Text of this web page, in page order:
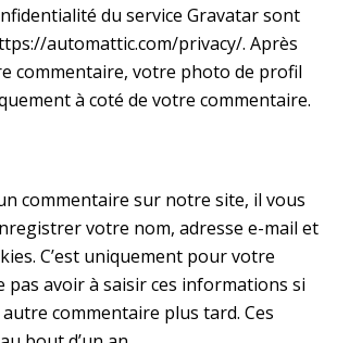
du service Gravatar sont
automattic.com/privacy/. Après
commentaire, votre photo de profil
à coté de votre commentaire.
commentaire sur notre site, il vous
votre nom, adresse e-mail et
C’est uniquement pour votre
pas avoir à saisir ces informations si
commentaire plus tard. Ces